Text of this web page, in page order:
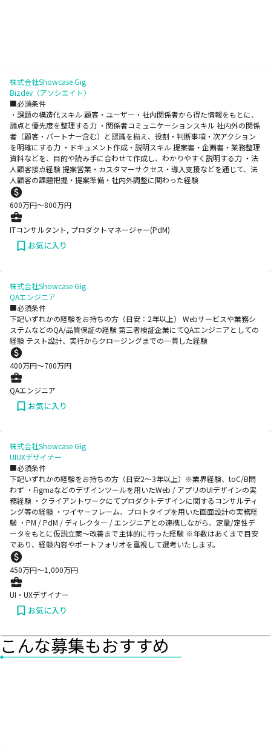
株式会社Showcase Gig
Bizdev（アソシエイト）
■必須条件
・課題の構造化スキル 顧客・ユーザー・社内関係者から得た情報をもとに、
論点と優先度を整理する力 ・関係者コミュニケーションスキル 社内外の関係
者（顧客・パートナー含む）と認識を揃え、役割・判断事項・次アクション
を明確にする力 ・ドキュメント作成・説明スキル 提案書・企画書・業務整理
資料などを、目的や読み手に合わせて作成し、わかりやすく説明する力 ・法
人顧客接点経験 提案営業・カスタマーサクセス・導入支援などを通じて、法
人顧客の課題把握・提案準備・社内外調整に関わった経験
600万円〜800万円
ITコンサルタント, プロダクトマネージャー(PdM)
お気に入り
株式会社Showcase Gig
QAエンジニア
■必須条件
下記いずれかの経験をお持ちの方（目安：2年以上） Webサービスや業務シ
ステムなどのQA/品質保証の経験 第三者検証企業にてQAエンジニアとしての
経験 テスト設計、実行からクロージングまでの一貫した経験
400万円〜700万円
QAエンジニア
お気に入り
株式会社Showcase Gig
UIUXデザイナー
■必須条件
下記いずれかの経験をお持ちの方（目安2～3年以上）※業界経験、toC/B問
わず ・Figmaなどのデザインツールを用いたWeb / アプリのUIデザインの実
務経験 ・クライアントワークにてプロダクトデザインに関するコンサルティ
ング等の経験 ・ワイヤーフレーム、プロトタイプを用いた画面設計の実務経
験 ・PM / PdM / ディレクター / エンジニアとの連携しながら、定量/定性デ
ータをもとに仮説立案〜改善まで主体的に行った経験 ※年数はあくまで目安
であり、経験内容やポートフォリオを重視して選考いたします。
450万円〜1,000万円
UI・UXデザイナー
お気に入り
こんな募集もおすすめ